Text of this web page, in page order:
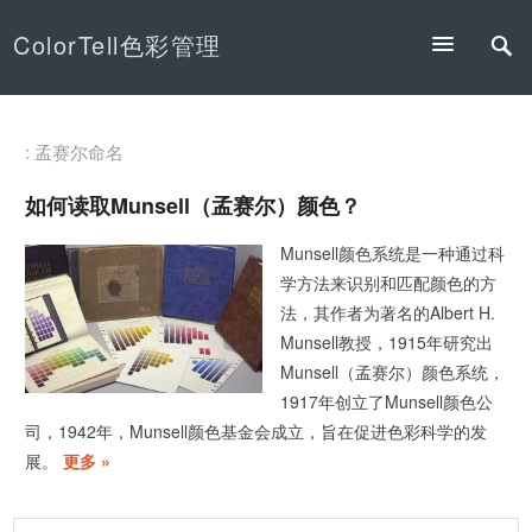
ColorTell色彩管理
: 孟赛尔命名
如何读取Munsell（孟赛尔）颜色？
Munsell颜色系统是一种通过科
学方法来识别和匹配颜色的方
法，其作者为著名的Albert H.
Munsell教授，1915年研究出
Munsell（孟赛尔）颜色系统，
1917年创立了Munsell颜色公
司，1942年，Munsell颜色基金会成立，旨在促进色彩科学的发
展。
更多 »